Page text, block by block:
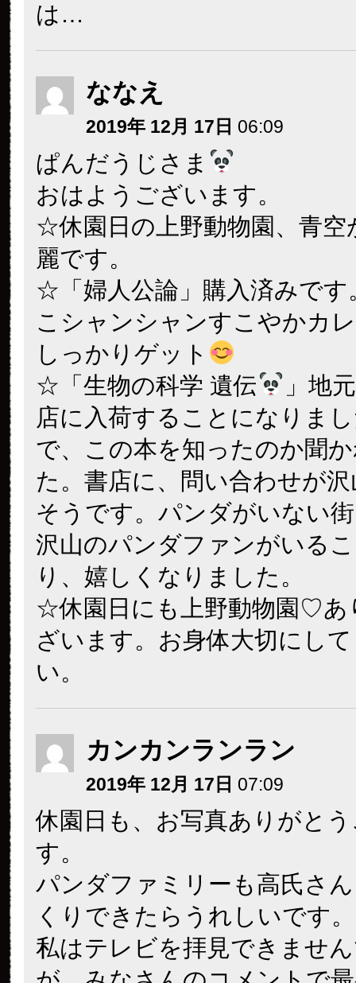
は…
ななえ
2019年 12月 17日 06:09
ぱんだうじさま
おはようございます。
☆休園日の上野動物園、青空
麗です。
☆「婦人公論」購入済みです
こシャンシャンすこやかカ
しっかりゲット
☆「生物の科学 遺伝
」地
店に入荷することになりま
で、この本を知ったのか聞
た。書店に、問い合わせが
そうです。パンダがいない
沢山のパンダファンがいる
り、嬉しくなりました。
☆休園日にも上野動物園♡あ
ざいます。お身体大切にし
い。
カンカンランラン
2019年 12月 17日 07:09
休園日も、お写真ありがと
す。
パンダファミリーも高氏さ
くりできたらうれしいです。
私はテレビを拝見できませ